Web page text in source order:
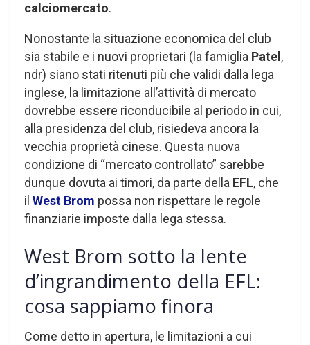
calciomercato.
Nonostante la situazione economica del club
sia stabile e i nuovi proprietari (la famiglia Patel ,
ndr) siano stati ritenuti più che validi dalla lega
inglese, la limitazione all’attività di mercato
dovrebbe essere riconducibile al periodo in cui,
alla presidenza del club, risiedeva ancora la
vecchia proprietà cinese. Questa nuova
condizione di “mercato controllato” sarebbe
dunque dovuta ai timori, da parte della EFL, che
il West Brom possa non rispettare le regole
finanziarie imposte dalla lega stessa.
West Brom sotto la lente
d’ingrandimento della EFL:
cosa sappiamo finora
Come detto in apertura, le limitazioni a cui